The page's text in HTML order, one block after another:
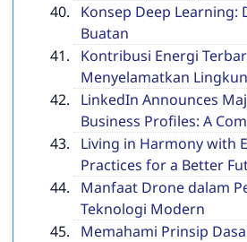
Konsep Deep Learning:
Buatan
Kontribusi Energi
Menyelamatkan
LinkedIn Announces
Business Profiles: A
Living in Harmony with
Practices for a Better
Manfaat Drone dalam
Teknologi Modern
Memahami Prinsip